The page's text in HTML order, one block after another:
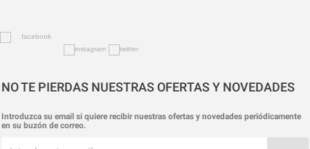
NO TE PIERDAS NUESTRAS OFERTAS Y NOVEDADES
Introduzca su email si quiere recibir nuestras ofertas y novedades periódicamente
en su buzón de correo.